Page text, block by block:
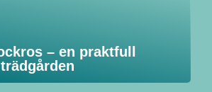
– en praktfull